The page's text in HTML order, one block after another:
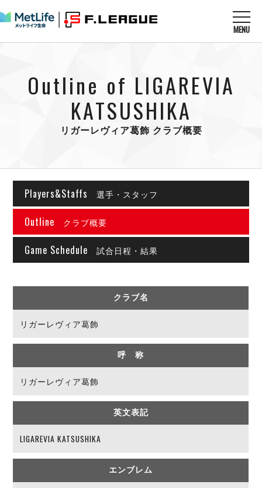
MENU
すべてのニュース
Ｆチャレンジリーグ
チケット
メディア情報
フットサル日本代表
その他
試合を観る MATCHES
メットライフ生命Ｆ１リーグ
戦績表
警告・退場・出場停止選手
個人ランキング｜ゴール
個人ランキング｜シュート
個人ランキング｜シュート成功率
メットライフ生命Ｆ２リーグ
試合日程
順位表
警告・退場・出場停止選手
個人ランキング｜シュート
個人ランキング｜シュート成功率
個人ランキング｜第2PK
メットライフ生命Ｆリーグカップ 2026
クラブを知る CLUB
メットライフ生命Ｆ１リーグ
エスポラーダ北海道
バルドラール浦安
フウガドールすみだ
しながわシティ
立川アスレティックFC
ボアルース長野
名古屋オーシャンズ
シュライカー大阪
ボルクバレット北九州
メットライフ生命Ｆ２リーグ
ヴォスクオーレ仙台
リガーレヴィア葛飾
Y．S．C．C．横浜
チケットを買う
アリーナ情報 ARENA
リーグ概要 ABOUT US
日本フットサルリーグについて
大会概要
クラブライセンス関連
ディビジョン1 試合記録
ディビジョン2 試合記録
Ｆリーグカップ 試合記録
ハットトリック
プロジェクト PROJECT
ABeam AWARD
DIVISION01
Outline of LIGAREVIA
KATSUSHIKA
リガーレヴィア葛飾 クラブ概要
Players&Staffs 選手・スタッフ
Outline クラブ概要
Game Schedule 試合日程・結果
クラブ名
リガーレヴィア葛飾
呼 称
リガーレヴィア葛飾
英文表記
LIGAREVIA KATSUSHIKA
エンブレム